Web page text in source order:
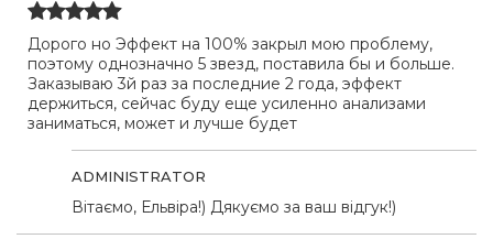
Дорого но Эффект на 100% закрыл мою проблему,
поэтому однозначно 5 звезд, поставила бы и больше.
Заказываю 3й раз за последние 2 года, эффект
держиться, сейчас буду еще усиленно анализами
заниматься, может и лучше будет
ADMINISTRATOR
Вітаємо, Ельвіра!) Дякуємо за ваш відгук!)